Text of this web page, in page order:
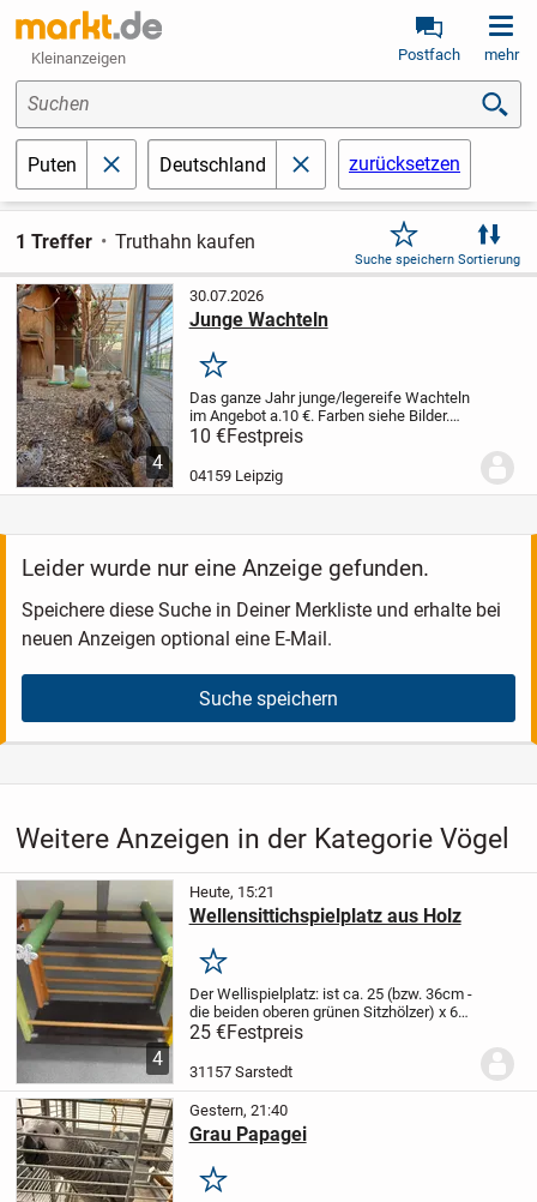
Kleinanzeigen Postfach mehr
Suchen
Puten schließenDeutschland schließenzurücksetzen
1 Treffer Truthahn kaufen
Suche speichern Sortierung
4
30.07.2026
Junge Wachteln
Merken
Das ganze Jahr junge/legereife Wachteln
im Angebot a.10 €. Farben siehe Bilder.
Alle Tiere aus Freilandhaltung/ Volieren.
Ch.Zwergwachtel paar a.25 €. Bei
Interesse rufen Sie an unter 0177
2672395...
10 €Festpreis
04159 Leipzig
Leider wurde nur eine Anzeige gefunden.
Speichere diese Suche in Deiner Merkliste und erhalte bei
neuen Anzeigen optional eine E-Mail.
Suche speichern
Weitere Anzeigen in der Kategorie Vögel
4
Heute, 15:21
Wellensittichspielplatz aus Holz
Merken
Der Wellispielplatz: ist ca. 25 (bzw. 36cm -
die beiden oberen grünen Sitzhölzer) x 60
cm groß, schwere Qualität und neu.
wurde in privater therapeutischer Arbeit
angefertigt und bietet - zusammen...
25 €Festpreis
31157 Sarstedt
Gestern, 21:40
Grau Papagei
Merken